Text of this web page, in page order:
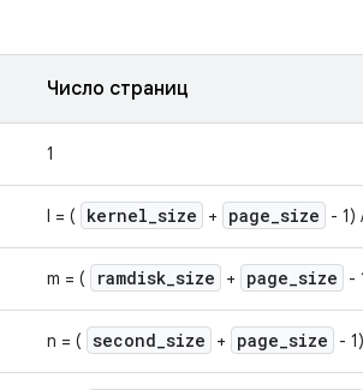
Число страниц
1
l = ( kernel_size + page_size - 1)
m = ( ramdisk_size + page_size -
n = ( second_size + page_size -